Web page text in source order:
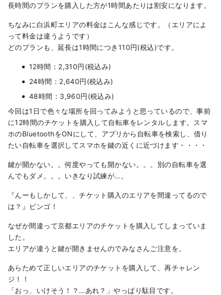
長時間のプランを購入した方が1時間あたりは割安になります。
ちなみに白浜町エリアの料金はこんな感じです。（エリアによ
って料金は違うようです）
どのプランも、延長は1時間につき110円(税込)です。
12時間：2,310円(税込み)
24時間：2,640円(税込み)
48時間：3,960円(税込み)
今回は1日で色々な場所を回ってみようと思っているので、事前
に12時間のチケットを購入して自転車をレンタルします。スマ
ホのBluetoothをONにして、アプリから自転車を検索し、借り
たい自転車を選択してスマホを鍵の近くに近づけます・・・・
鍵が開かない。。何度やっても開かない。。。別の自転車を選
んでもダメ。。。いきなり試練が…。
『んーもしかして、、チケット購入のエリアを間違ってるので
は？』ビンゴ！
なぜか間違って京都エリアのチケットを購入してしまっていま
した。
エリアが違うと鍵が開きませんのでみなさんご注意を。
あらためて正しいエリアのチケットを購入して、再チャレン
ジ！！
「おっ、いけそう！？…あれ？」やっぱり駄目です。